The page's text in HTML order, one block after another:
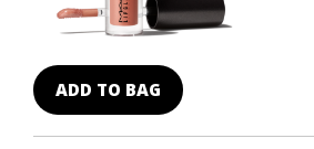
ADD TO BAG